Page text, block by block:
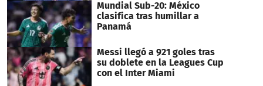
Mundial Sub-20: México
clasifica tras humillar a
Panamá
Messi llegó a 921 goles tras
su doblete en la Leagues Cup
con el Inter Miami